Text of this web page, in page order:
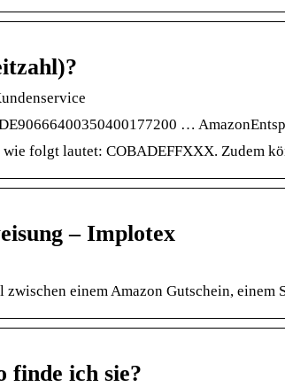
…
folgt lautet: COBADEFFXXX. Zudem
– Implotex
einem Amazon Gutschein, einem
finde ich sie?